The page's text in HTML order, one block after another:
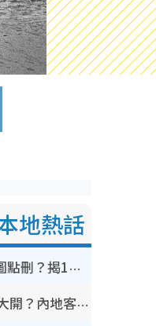
地熱話
WhatsApp預設貼圖點刪？揭1招「反向操作」還原簡潔介面 附3步實測教學
香港山邊鐵閘邊門大開？內地客困惑意義何在！網民神回覆：呢種叫法理性防禦